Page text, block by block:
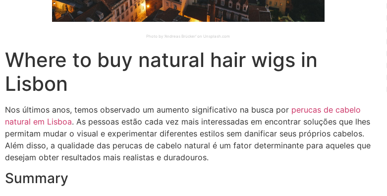
Photo by ‘Andreas Brücker’ on Unsplash.com
Where to buy natural hair wigs in
Lisbon
Nos últimos anos, temos observado um aumento significativo na busca por perucas de cabelo
natural em Lisboa. As pessoas estão cada vez mais interessadas em encontrar soluções que lhes
permitam mudar o visual e experimentar diferentes estilos sem danificar seus próprios cabelos.
Além disso, a qualidade das perucas de cabelo natural é um fator determinante para aqueles que
desejam obter resultados mais realistas e duradouros.
Summary